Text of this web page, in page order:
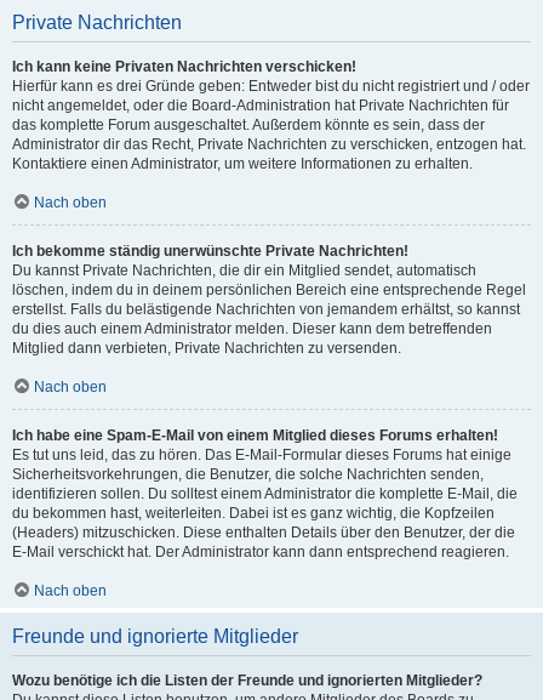
Private Nachrichten
Ich kann keine Privaten Nachrichten verschicken!
Hierfür kann es drei Gründe geben: Entweder bist du nicht registriert und / oder
nicht angemeldet, oder die Board-Administration hat Private Nachrichten für
das komplette Forum ausgeschaltet. Außerdem könnte es sein, dass der
Administrator dir das Recht, Private Nachrichten zu verschicken, entzogen hat.
Kontaktiere einen Administrator, um weitere Informationen zu erhalten.
Nach oben
Ich bekomme ständig unerwünschte Private Nachrichten!
Du kannst Private Nachrichten, die dir ein Mitglied sendet, automatisch
löschen, indem du in deinem persönlichen Bereich eine entsprechende Regel
erstellst. Falls du belästigende Nachrichten von jemandem erhältst, so kannst
du dies auch einem Administrator melden. Dieser kann dem betreffenden
Mitglied dann verbieten, Private Nachrichten zu versenden.
Nach oben
Ich habe eine Spam-E-Mail von einem Mitglied dieses Forums erhalten!
Es tut uns leid, das zu hören. Das E-Mail-Formular dieses Forums hat einige
Sicherheitsvorkehrungen, die Benutzer, die solche Nachrichten senden,
identifizieren sollen. Du solltest einem Administrator die komplette E-Mail, die
du bekommen hast, weiterleiten. Dabei ist es ganz wichtig, die Kopfzeilen
(Headers) mitzuschicken. Diese enthalten Details über den Benutzer, der die
E-Mail verschickt hat. Der Administrator kann dann entsprechend reagieren.
Nach oben
Freunde und ignorierte Mitglieder
Wozu benötige ich die Listen der Freunde und ignorierten Mitglieder?